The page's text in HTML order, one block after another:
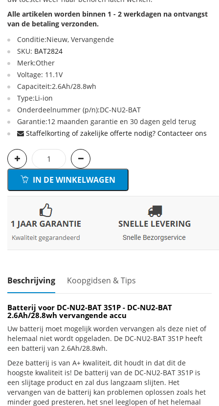
Alle artikelen worden binnen 1 - 2 werkdagen na ontvangst
van de betaling verzonden.
Conditie:Nieuw, Vervangende
SKU: BAT2824
Merk:Other
Voltage: 11.1V
Capaciteit:2.6Ah/28.8wh
Type:Li-ion
Onderdeelnummer (p/n):DC-NU2-BAT
Garantie:12 maanden garantie en 30 dagen geld terug
Staffelkorting of zakelijke offerte nodig? Contacteer ons
IN DE WINKELWAGEN
Beschrijving Koopgidsen & Tips
Batterij voor DC-NU2-BAT 3S1P - DC-NU2-BAT
2.6Ah/28.8wh vervangende accu
Uw batterij moet mogelijk worden vervangen als deze niet of
helemaal niet wordt opgeladen. De DC-NU2-BAT 3S1P heeft
een batterij van 2.6Ah/28.8wh.
Deze batterij is van A+ kwaliteit, dit houdt in dat dit de
hoogste kwaliteit is! De batterij van de DC-NU2-BAT 3S1P is
een slijtage product en zal dus langzaam slijten. Het
vervangen van de batterij kan problemen oplossen zoals het
minder goed presteren, het snel leeglopen of het helemaal